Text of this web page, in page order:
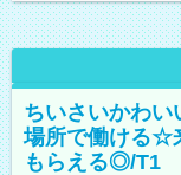
ちいさいかわい
場所で働ける☆
もらえる◎/T1